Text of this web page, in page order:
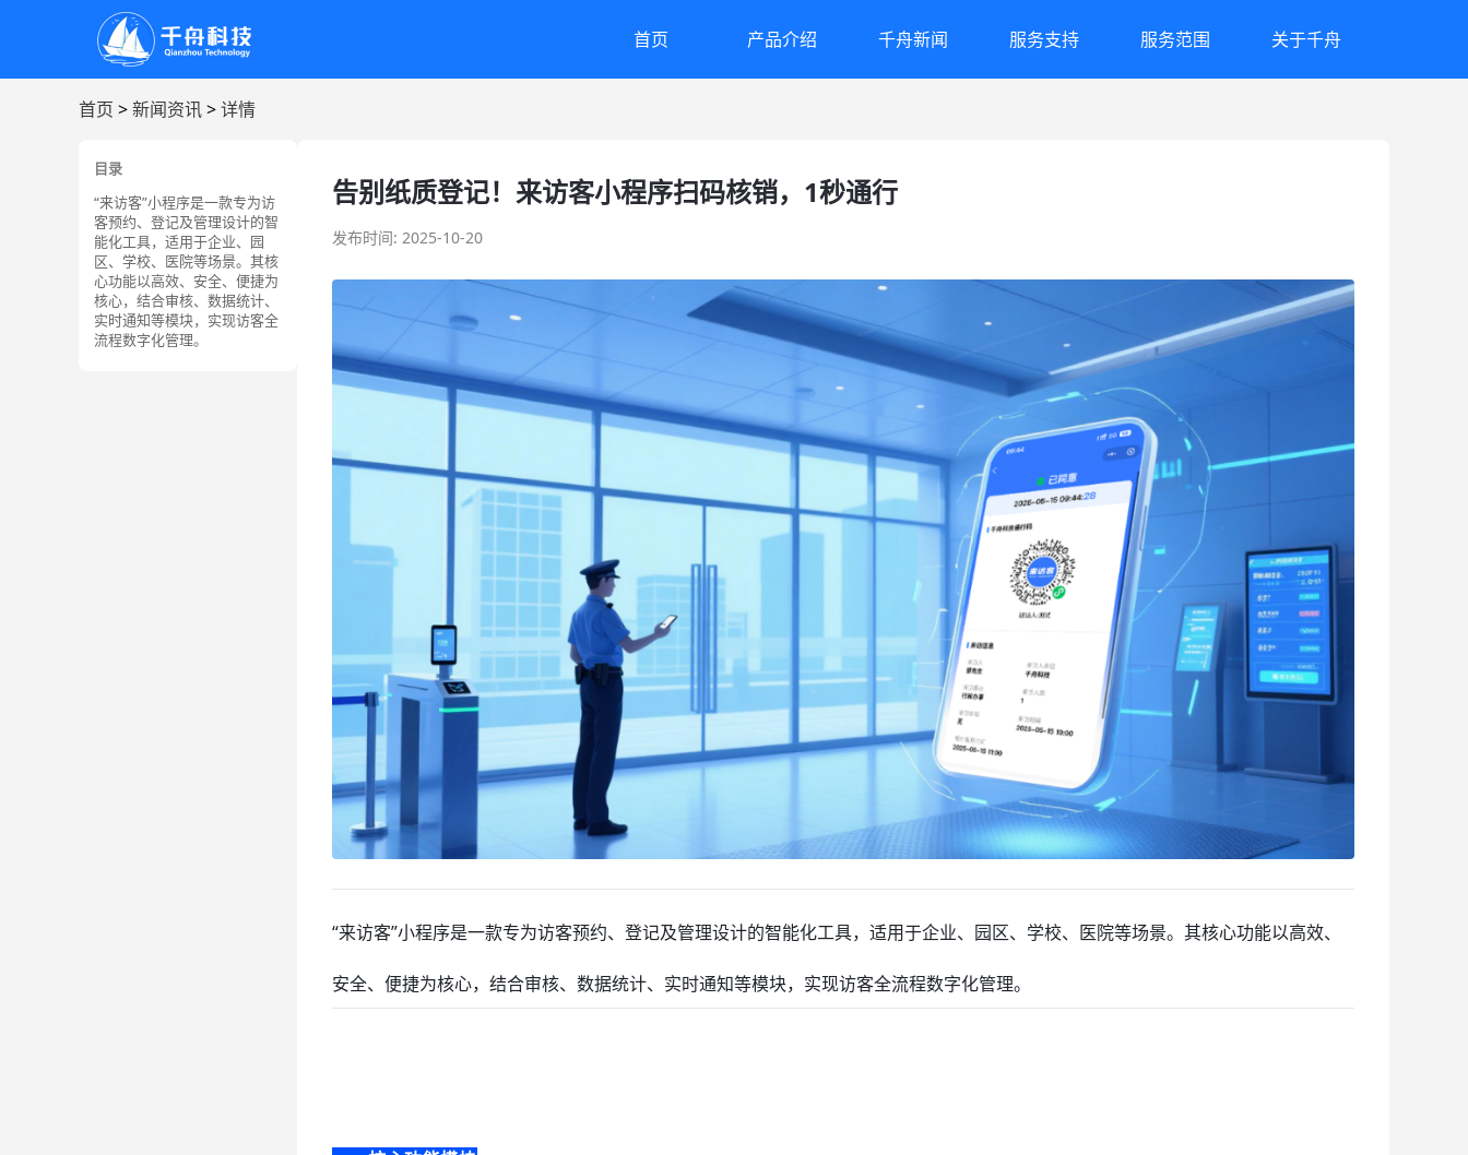
首页 产品介绍 千舟新闻 服务支持 服务范围 关于千舟
首页 >新闻资讯>详情
目录
“来访客”小程序是一款专为访
客预约、登记及管理设计的智
能化工具，适用于企业、园
区、学校、医院等场景。其核
心功能以高效、安全、便捷为
核心，结合审核、数据统计、
实时通知等模块，实现访客全
流程数字化管理。
告别纸质登记！来访客小程序扫码核销，1秒通行
发布时间: 2025-10-20
“来访客”小程序是一款专为访客预约、登记及管理设计的智能化工具，适用于企业、园区、学校、医院等场景。其核心功能以高效、
安全、便捷为核心，结合审核、数据统计、实时通知等模块，实现访客全流程数字化管理。